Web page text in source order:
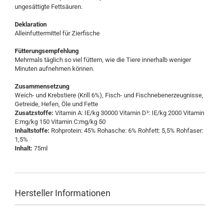
ungesättigte Fettsäuren.
Deklaration
Alleinfuttermittel für Zierfische
Fütterungsempfehlung
Mehrmals täglich so viel füttern, wie die Tiere innerhalb weniger
Minuten aufnehmen können.
Zusammensetzung
Weich- und Krebstiere (Krill 6%), Fisch- und Fischnebenerzeugnisse,
Getreide, Hefen, Öle und Fette
Zusatzstoffe: Vitamin A: IE/kg 30000 Vitamin D³: IE/kg 2000 Vitamin
E:mg/kg 150 Vitamin C:mg/kg 50
Inhaltstoffe: Rohprotein: 45% Rohasche: 6% Rohfett: 5,5% Rohfaser:
1,5%
Inhalt: 75ml
Hersteller Informationen